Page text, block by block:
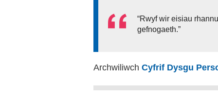
“Rwyf wir eisiau
gefnogaeth.”
Archwiliwch Cyfrif Dysgu